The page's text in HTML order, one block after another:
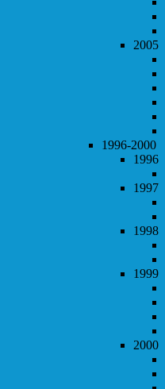
2005
1996-2000
1996
1997
1998
1999
2000